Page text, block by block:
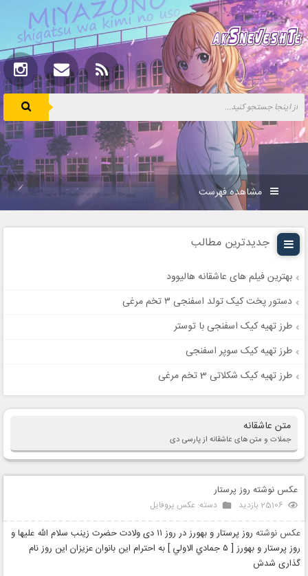
مشاهده فهرست
جدیدترین مطالب
بهترین فیلم های عاشقانه هالیوود
دستور پخت کیک تولد اسفنجی ۳ تخم مرغی
طرز تهیه کیک اسفنجی با توستر
طرز تهیه کیک سوپر اسفنجی
طرز تهیه کیک شکلاتی 3 تخم مرغی
متن عاشقانه
جملات و متن های عاشقانه از پارسی دی
عکس نوشته روز پرستار
25106 بازدید دسته: عکس پروفایل
عکس نوشته
روز پرستار و بهورز در روز ۱۱ دی ولادت حضرت زینب سلام الله علیها و
روز پرستار و بهورز [ ٥ جمادي الاولي ] به احترام این بانوان عزیزان این روز نام
گذاری شدش